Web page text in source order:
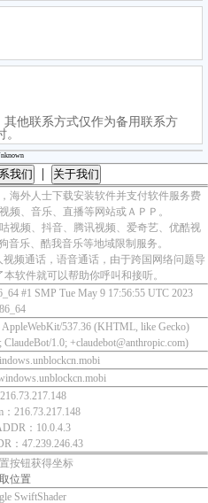
其他联系方式仅作为备用联系方
我们 关于我们
海外人士下载安装软件并支付软件服务费
频、音乐、直播等网站或ＡＰＰ。
视频、抖音、腾讯视频、爱奇艺、优酷视
音乐、酷我音乐等地域限制服务。
频通话，语音通话，由于跨国网络问题导
软件就可以帮助你呼叫和接听。
#1 SMP Tue May 9 17:56:55 UTC 2023
537.36 (KHTML, like Gecko)
1.0; +claudebot@anthropic.com)
：216.73.217.148
：10.0.4.3
：47.239.246.43
按钮获得坐标
位置
SwiftShader